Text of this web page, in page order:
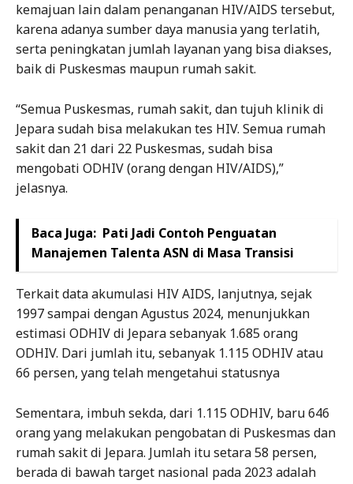
kemajuan lain dalam penanganan HIV/AIDS tersebut,
karena adanya sumber daya manusia yang terlatih,
serta peningkatan jumlah layanan yang bisa diakses,
baik di Puskesmas maupun rumah sakit.
“Semua Puskesmas, rumah sakit, dan tujuh klinik di
Jepara sudah bisa melakukan tes HIV. Semua rumah
sakit dan 21 dari 22 Puskesmas, sudah bisa
mengobati ODHIV (orang dengan HIV/AIDS),”
jelasnya.
Baca Juga: Pati Jadi Contoh Penguatan
Manajemen Talenta ASN di Masa Transisi
Terkait data akumulasi HIV AIDS, lanjutnya, sejak
1997 sampai dengan Agustus 2024, menunjukkan
estimasi ODHIV di Jepara sebanyak 1.685 orang
ODHIV. Dari jumlah itu, sebanyak 1.115 ODHIV atau
66 persen, yang telah mengetahui statusnya
Sementara, imbuh sekda, dari 1.115 ODHIV, baru 646
orang yang melakukan pengobatan di Puskesmas dan
rumah sakit di Jepara. Jumlah itu setara 58 persen,
berada di bawah target nasional pada 2023 adalah